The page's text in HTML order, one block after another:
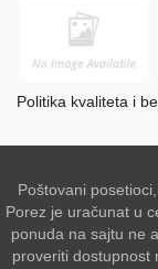
Politika kvaliteta i
Poštovani
Porez je uračunat u
ponuda na sajtu ne
proveriti dostupnost